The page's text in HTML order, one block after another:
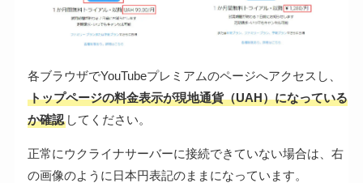
各ブラウザでYouTubeプレミアムのページへアクセスし、
トップページの料金表示が現地通貨（UAH）になっている
か確認してください。
正常にウクライナサーバーに接続できていない場合は、右
の画像のように日本円表記のままになっています。